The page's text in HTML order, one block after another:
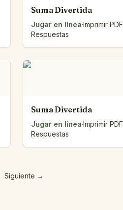
Suma Divertida
Jugar en línea·Imprimir PDF
Respuestas
Suma Divertida
Jugar en línea·Imprimir PDF
Respuestas
Siguiente →